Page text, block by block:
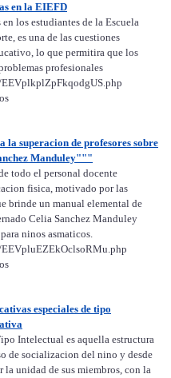
en la EIEFD
los estudiantes de la Escuela
es una de las cuestiones
lo que permitira que los
profesionales
superacion de profesores sobre
Manduley"""
todo el personal docente
fisica, motivado por las
brinde un manual elemental de
Celia Sanchez Manduley
ninos asmaticos.
especiales de tipo
Intelectual es aquella estructura
de socializacion del nino y desde
la unidad de sus miembros, con la